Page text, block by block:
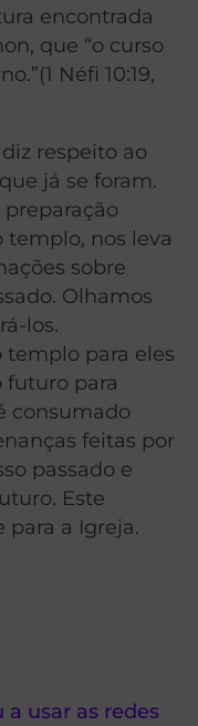
encontrada
que “o curso
Néfi 10:19,
respeito ao
já se foram.
templo, nos leva
sobre
Olhamos
los.
templo para eles
futuro para
consumado
feitas por
passado e
Este
para a Igreja.
usar as redes